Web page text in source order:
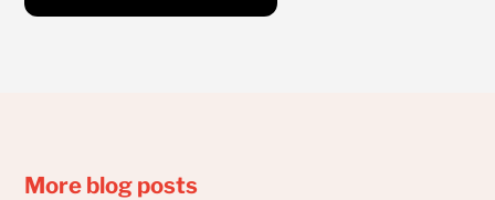
More blog posts